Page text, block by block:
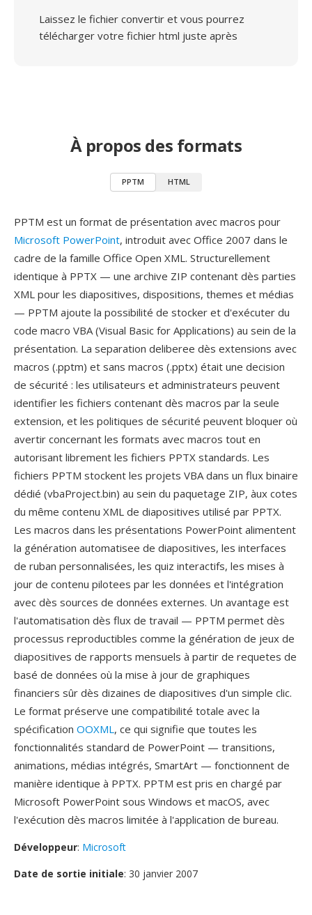
Laissez le fichier convertir et vous pourrez
télécharger votre fichier html juste après
À propos des formats
PPTM HTML
PPTM est un format de présentation avec macros pour
Microsoft PowerPoint, introduit avec Office 2007 dans le
cadre de la famille Office Open XML. Structurellement
identique à PPTX — une archive ZIP contenant dès parties
XML pour les diapositives, dispositions, themes et médias
— PPTM ajoute la possibilité de stocker et d'exécuter du
code macro VBA (Visual Basic for Applications) au sein de la
présentation. La separation deliberee dès extensions avec
macros (.pptm) et sans macros (.pptx) était une decision
de sécurité : les utilisateurs et administrateurs peuvent
identifier les fichiers contenant dès macros par la seule
extension, et les politiques de sécurité peuvent bloquer où
avertir concernant les formats avec macros tout en
autorisant librement les fichiers PPTX standards. Les
fichiers PPTM stockent les projets VBA dans un flux binaire
dédié (vbaProject.bin) au sein du paquetage ZIP, àux cotes
du même contenu XML de diapositives utilisé par PPTX.
Les macros dans les présentations PowerPoint alimentent
la génération automatisee de diapositives, les interfaces
de ruban personnalisées, les quiz interactifs, les mises à
jour de contenu pilotees par les données et l'intégration
avec dès sources de données externes. Un avantage est
l'automatisation dès flux de travail — PPTM permet dès
processus reproductibles comme la génération de jeux de
diapositives de rapports mensuels à partir de requetes de
basé de données où la mise à jour de graphiques
financiers sûr dès dizaines de diapositives d'un simple clic.
Le format préserve une compatibilité totale avec la
spécification OOXML, ce qui signifie que toutes les
fonctionnalités standard de PowerPoint — transitions,
animations, médias intégrés, SmartArt — fonctionnent de
manière identique à PPTX. PPTM est pris en chargé par
Microsoft PowerPoint sous Windows et macOS, avec
l'exécution dès macros limitée à l'application de bureau.
Développeur: Microsoft
Date de sortie initiale: 30 janvier 2007